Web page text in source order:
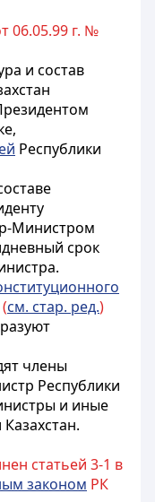
06.05.99 г. №
и состав
Республики
Министром
срок
см. стар. ред.)
члены
Республики
и иные
статьей 3-1 в
законом РК